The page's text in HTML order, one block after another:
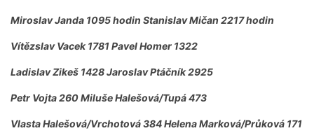
Miroslav Janda 1095 hodin Stanislav Mičan 2217 hodin
Vítězslav Vacek 1781 Pavel Homer 1322
Ladislav Zikeš 1428 Jaroslav Ptáčník 2925
Petr Vojta 260 Miluše Halešová/Tupá 473
Vlasta Halešová/Vrchotová 384 Helena Marková/Průková 171